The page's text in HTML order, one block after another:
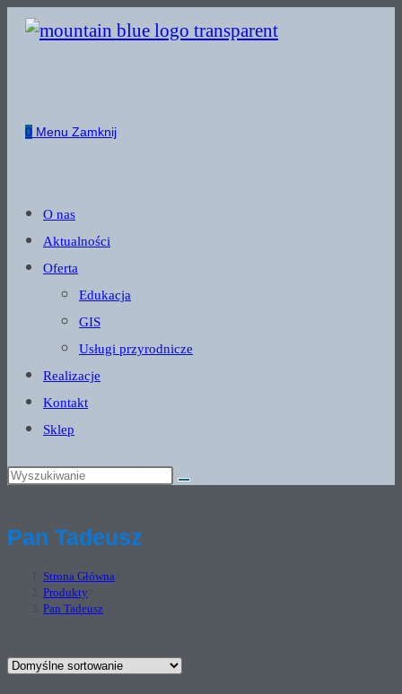
0 Menu Zamknij
O nas
Aktualności
Oferta
Edukacja
GIS
Usługi przyrodnicze
Realizacje
Kontakt
Sklep
Pan Tadeusz
Strona Główna
Produkty
Pan Tadeusz